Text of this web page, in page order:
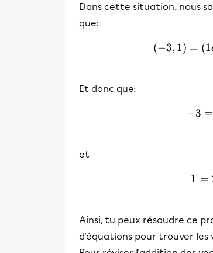
Dans cette situation, nous
que:
(−3, 1) = (1
Et donc que:
−3 =
et
1 =
Ainsi, tu peux résoudre ce
d'équations pour trouver les